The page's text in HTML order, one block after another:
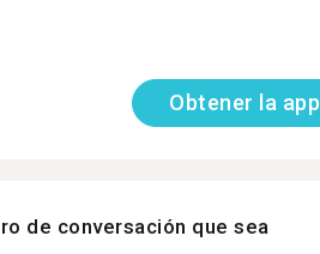
Obtener la app
de conversación que sea